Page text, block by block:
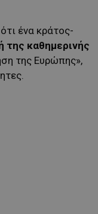
ένα κράτος-
της καθημερινής
της Ευρώπης»,